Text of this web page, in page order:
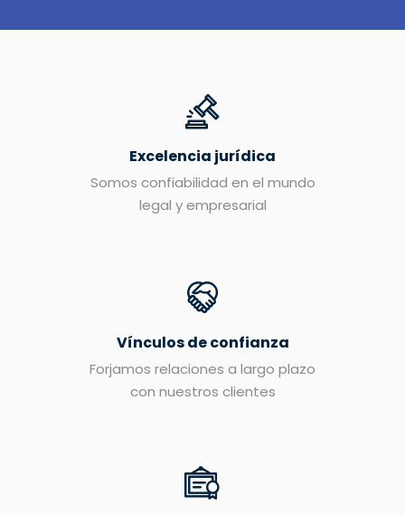
Excelencia jurídica
Somos confiabilidad en el mundo
legal y empresarial
Vínculos de confianza
Forjamos relaciones a largo plazo
con nuestros clientes